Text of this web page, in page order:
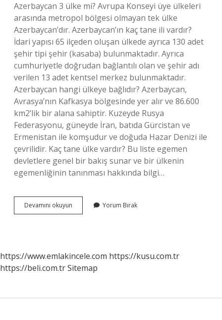
Azerbaycan 3 ülke mi? Avrupa Konseyi üye ülkeleri
arasında metropol bölgesi olmayan tek ülke
Azerbaycan’dır. Azerbaycan’ın kaç tane ili vardır?
İdari yapısı 65 ilçeden oluşan ülkede ayrıca 130 adet
şehir tipi şehir (kasaba) bulunmaktadır. Ayrıca
cumhuriyetle doğrudan bağlantılı olan ve şehir adı
verilen 13 adet kentsel merkez bulunmaktadır.
Azerbaycan hangi ülkeye bağlıdır? Azerbaycan,
Avrasya’nın Kafkasya bölgesinde yer alır ve 86.600
km2’lik bir alana sahiptir. Kuzeyde Rusya
Federasyonu, güneyde İran, batıda Gürcistan ve
Ermenistan ile komşudur ve doğuda Hazar Denizi ile
çevrilidir. Kaç tane ülke vardır? Bu liste egemen
devletlere genel bir bakış sunar ve bir ülkenin
egemenliğinin tanınması hakkında bilgi…
Devamını okuyun Azerbaycanda
Kaç
Yorum Bırak
https://www.emlakincele.com https://kusu.com.tr
https://beli.com.trSitemap